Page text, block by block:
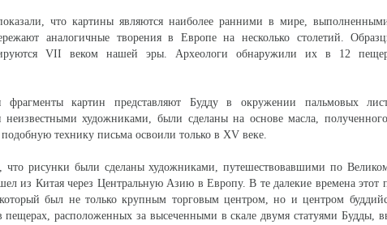
что картины являются наиболее ранними в мире,
аналогичные творения в Европе на несколько столетий.
VII веком нашей эры. Археологи обнаружили их в 12
фрагменты картин представляют Будду в окружении пальмовых
неизвестными художниками, были сделаны на основе масла,
технику письма освоили только в XV веке.
что рисунки были сделаны художниками, путешествовавшими по
из Китая через Центральную Азию в Европу. В те далекие времена этот
был не только крупным торговым центром, но и центром
расположенных за высеченными в скале двумя статуями Будды,